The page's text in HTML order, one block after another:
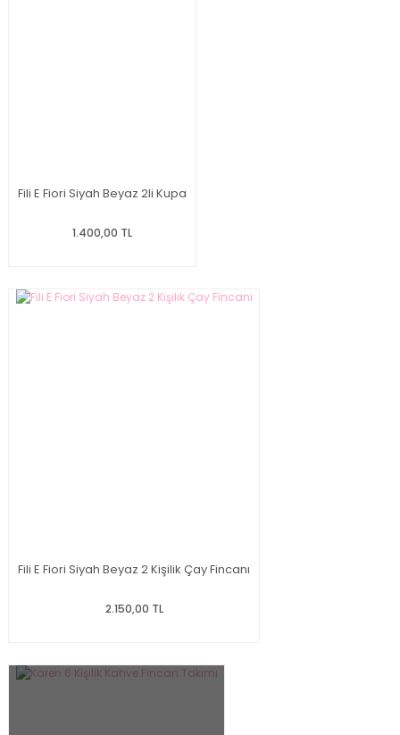
Fili E Fiori Siyah Beyaz 2li Kupa
1.400,00 TL
Fili E Fiori Siyah Beyaz 2 Kişilik Çay Fincanı
2.150,00 TL